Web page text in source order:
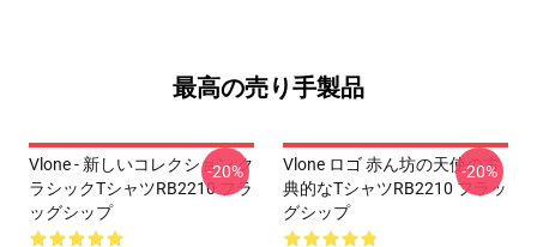
最高の売り手製品
Vlone - 新しいコレクション ク
ラシックTシャツRB2210 フラ
ッグシップ
-20%
Vlone ロゴ 赤ん坊の天使の古
典的なTシャツRB2210 フラッ
グシップ
-20%